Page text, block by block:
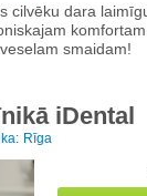
cilvēku dara
smaidam!
iDental
Rīga